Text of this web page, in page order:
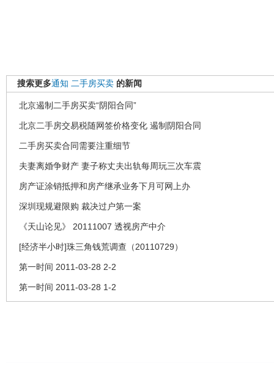
搜索更多通知 二手房买卖 的新闻
北京遏制二手房买卖“阴阳合同”
北京二手房交易税随网签价格变化 遏制阴阳合同
二手房买卖合同需要注重细节
夫妻离婚争财产 妻子称丈夫出轨每周玩三次车震
房产证涂销抵押和房产继承业务下月可网上办
深圳现规避限购 裁决过户第一案
《天山论见》 20111007 透视房产中介
[经济半小时]珠三角钱荒调查（20110729）
第一时间 2011-03-28 2-2
第一时间 2011-03-28 1-2